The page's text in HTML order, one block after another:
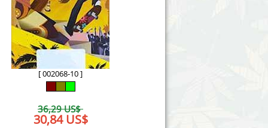
Victory Seeds
Vision Seeds
White Label Seeds
World of Seeds
CBD Industrial Hemp
[ 002068-10 ]
36,29 US$
30,84 US$